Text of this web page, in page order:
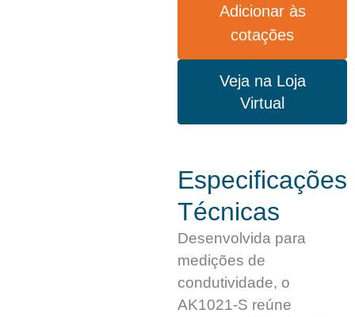
Adicionar às
cotações
Veja na Loja
Virtual
Especificações
Técnicas
Desenvolvida para
medições de
condutividade, o
AK1021-S reúne